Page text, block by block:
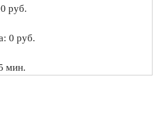
руб.
0 руб.
мин.